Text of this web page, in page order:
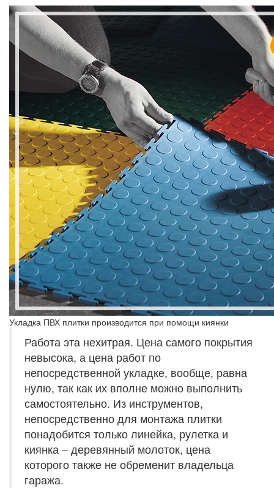
Укладка ПВХ плитки производится при помощи киянки
Работа эта нехитрая. Цена самого покрытия
невысока, а цена работ по
непосредственной укладке, вообще, равна
нулю, так как их вполне можно выполнить
самостоятельно. Из инструментов,
непосредственно для монтажа плитки
понадобится только линейка, рулетка и
киянка – деревянный молоток, цена
которого также не обременит владельца
гаража.